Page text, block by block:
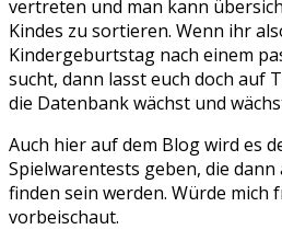
vertreten und man kann
Kindes zu sortieren. Wenn ihr
Kindergeburtstag nach einem
sucht, dann lasst euch doch auf
die Datenbank wächst und
Auch hier auf dem Blog wird es
Spielwarentests geben, die dann
finden sein werden. Würde mich
vorbeischaut.